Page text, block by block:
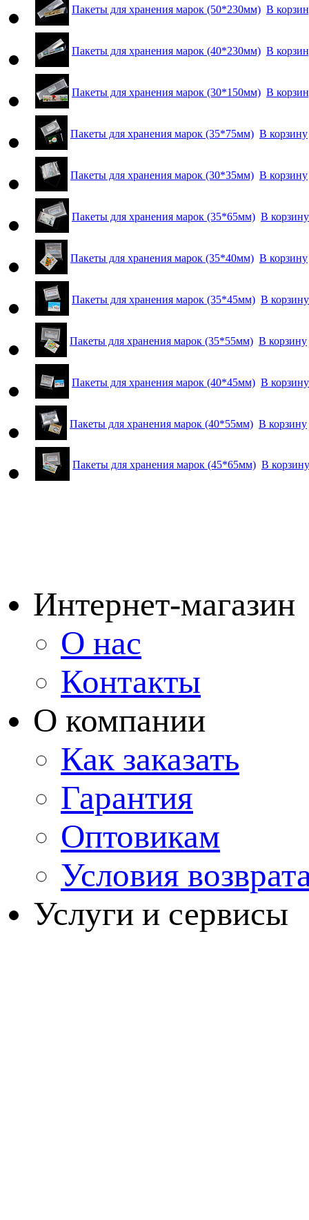
Пакеты для хранения марок (50*230мм) В
Пакеты для хранения марок (40*230мм) В
Пакеты для хранения марок (30*150мм) В
Пакеты для хранения марок (35*75мм) В корзину
Пакеты для хранения марок (30*35мм) В корзину
Пакеты для хранения марок (35*65мм) В корзину
Пакеты для хранения марок (35*40мм) В корзину
Пакеты для хранения марок (35*45мм) В корзину
Пакеты для хранения марок (35*55мм) В корзину
Пакеты для хранения марок (40*45мм) В корзину
Пакеты для хранения марок (40*55мм) В корзину
Пакеты для хранения марок (45*65мм) В корзину
Интернет-магазин
О нас
Контакты
О компании
Как заказать
Гарантия
Оптовикам
Условия
Услуги и сервисы